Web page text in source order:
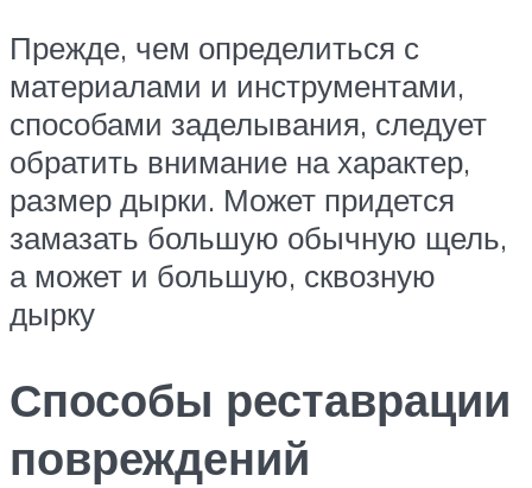
Прежде, чем определиться с
материалами и инструментами,
способами заделывания, следует
обратить внимание на характер,
размер дырки. Может придется
замазать большую обычную щель,
а может и большую, сквозную
дырку
Способы реставрации
повреждений